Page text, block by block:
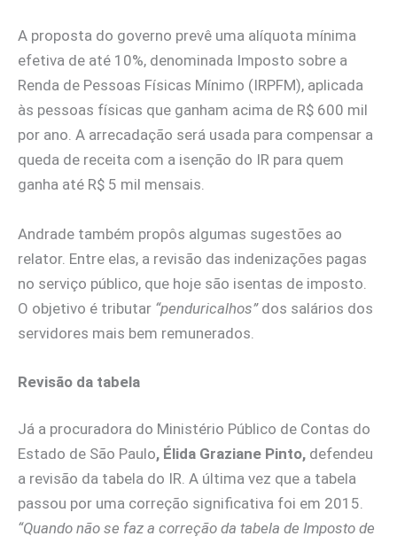
A proposta do governo prevê uma alíquota mínima
efetiva de até 10%, denominada Imposto sobre a
Renda de Pessoas Físicas Mínimo (IRPFM), aplicada
às pessoas físicas que ganham acima de R$ 600 mil
por ano. A arrecadação será usada para compensar a
queda de receita com a isenção do IR para quem
ganha até R$ 5 mil mensais.
Andrade também propôs algumas sugestões ao
relator. Entre elas, a revisão das indenizações pagas
no serviço público, que hoje são isentas de imposto.
O objetivo é tributar “penduricalhos” dos salários dos
servidores mais bem remunerados.
Revisão da tabela
Já a procuradora do Ministério Público de Contas do
Estado de São Paulo, Élida Graziane Pinto, defendeu
a revisão da tabela do IR. A última vez que a tabela
passou por uma correção significativa foi em 2015.
“Quando não se faz a correção da tabela de Imposto de